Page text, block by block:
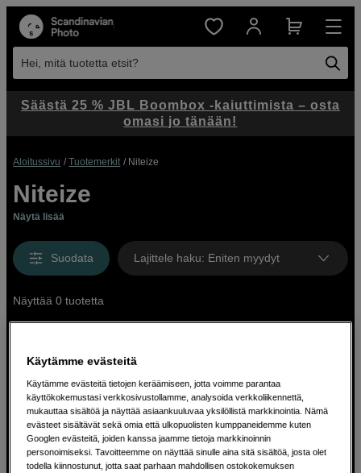
Hei, mitä tuotetta etsit?
Aloitussivu Tuotemerkit Niteize
Niteize
Näytä lisää
Suodata Lajittele haku: Eniten myydyt
Näyttää 0 tuotetta
Ratkaisuja luoville ihmisille jo vuodesta
1982
Säästä 25 % JBL Boombox -kaiuttimista – osta
omasi jo tänään!
Käytämme evästeitä
Käytämme evästeitä tietojen keräämiseen, jotta voimme parantaa
käyttökokemustasi verkkosivustollamme, analysoida verkkoliikennettä,
mukauttaa sisältöä ja näyttää asiaankuuluvaa yksilöllistä markkinointia. Nämä
evästeet sisältävät sekä omia että ulkopuolisten kumppaneidemme kuten
Googlen evästeitä, joiden kanssa jaamme tietoja markkinoinnin
personoimiseksi. Tavoitteemme on näyttää sinulle aina sitä sisältöä, josta olet
todella kiinnostunut, jotta saat parhaan mahdollisen ostokokemuksen